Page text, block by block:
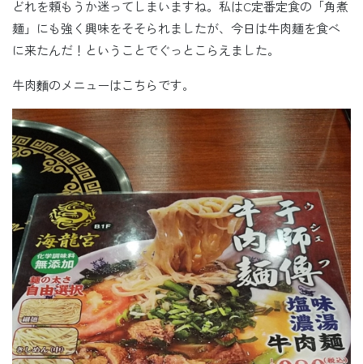
どれを頼もうか迷ってしまいますね。私はC定番定食の「角煮
麺」にも強く興味をそそられましたが、今日は牛肉麺を食べ
に来たんだ！ということでぐっとこらえました。
牛肉麵のメニューはこちらです。